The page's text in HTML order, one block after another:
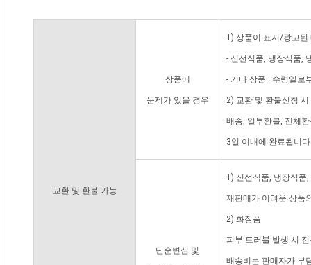
교환 및 환불 가능
상품에
문제가 있을 경우
1) 상품이 표시/광고된
- 신선식품, 냉장식품,
- 기타 상품 : 수령일로
2) 교환 및 환불신청
배송, 일부환불, 전체
3일 이내에 완료됩니
단순변심 및
1) 신선식품, 냉장식품
재판매가 어려운 상품
2) 화장품
피부 트러블 발생 시
배송비는 판매자가 부